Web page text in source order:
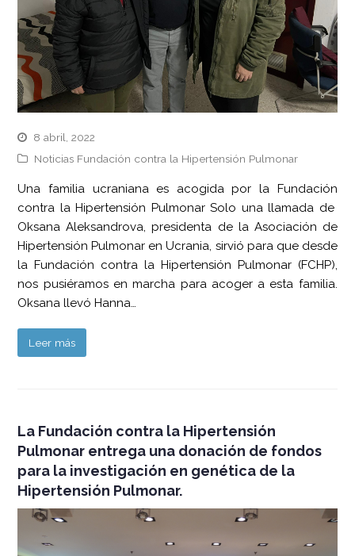
8 abril, 2022
Noticias Fundación contra la Hipertensión Pulmonar
Una familia ucraniana es acogida por la Fundación
contra la Hipertensión Pulmonar Solo una llamada de
Oksana Aleksandrova, presidenta de la Asociación de
Hipertensión Pulmonar en Ucrania, sirvió para que desde
la Fundación contra la Hipertensión Pulmonar (FCHP),
nos pusiéramos en marcha para acoger a esta familia.
Oksana llevó Hanna…
Leer más
La Fundación contra la Hipertensión
Pulmonar entrega una donación de fondos
para la investigación en genética de la
Hipertensión Pulmonar.